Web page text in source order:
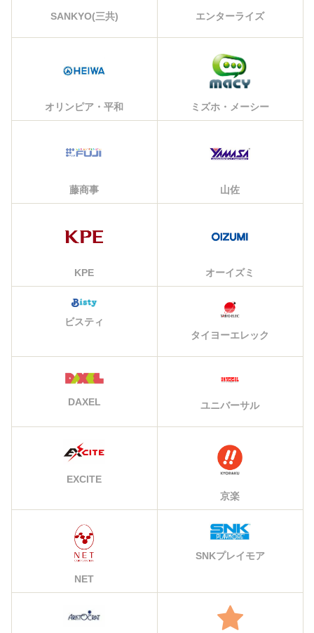
SANKYO(三共) エンターライズ
オリンピア・平和 ミズホ・メーシー
藤商事 山佐
KPE オーイズミ
ビスティ
タイヨーエレック
DAXEL ユニバーサル
EXCITE
京楽
NET
SNKプレイモア